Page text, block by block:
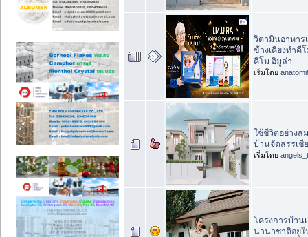
วิตามินอาหาร
ข้างเคียงทำคี
คีโม อิมูล่า
เริ่มโดย
ใช้ชีวิตอย่าง
บ้านจัดสรรเชี
เริ่มโดย
โครงการบ้าน
นานาชาติอยู่